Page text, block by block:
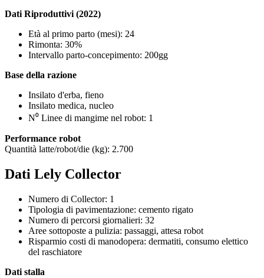
Dati Riproduttivi (2022)
Età al primo parto (mesi): 24
Rimonta: 30%
Intervallo parto-concepimento: 200gg
Base della razione
Insilato d'erba, fieno
Insilato medica, nucleo
N⁰ Linee di mangime nel robot: 1
Performance robot
Quantità latte/robot/die (kg): 2.700
Dati Lely Collector
Numero di Collector: 1
Tipologia di pavimentazione: cemento rigato
Numero di percorsi giornalieri: 32
Aree sottoposte a pulizia: passaggi, attesa robot
Risparmio costi di manodopera: dermatiti, consumo elettico
del raschiatore
Dati stalla